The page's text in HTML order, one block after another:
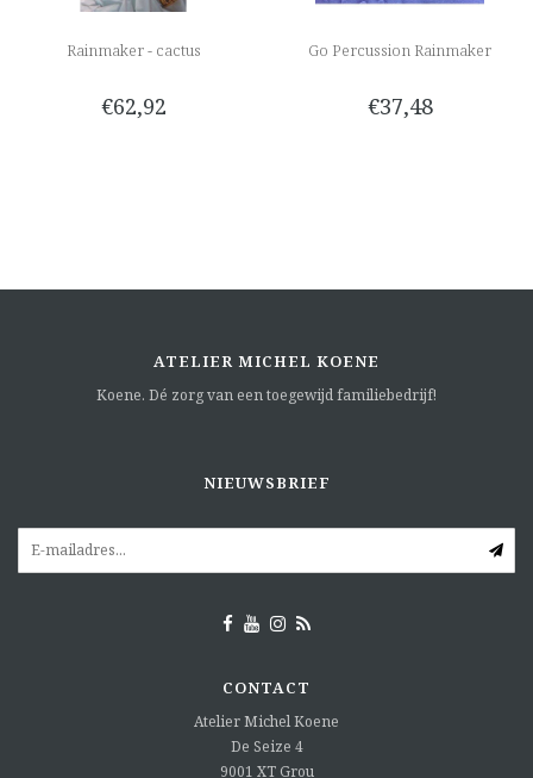
Rainmaker - cactus
€62,92
Go Percussion Rainmaker
€37,48
ATELIER MICHEL KOENE
Koene. Dé zorg van een toegewijd familiebedrijf!
NIEUWSBRIEF
CONTACT
Atelier Michel Koene
De Seize 4
9001 XT Grou